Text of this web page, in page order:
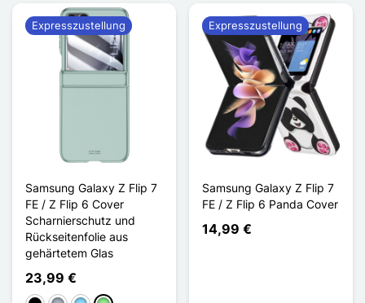
Samsung Galaxy Z Flip 7
FE / Z Flip 6 Cover
Scharnierschutz und
Rückseitenfolie aus
gehärtetem Glas
23,99 €
Expresszustellung
Samsung Galaxy Z Flip 7
FE / Z Flip 6 Panda Cover
14,99 €
Expresszustellung